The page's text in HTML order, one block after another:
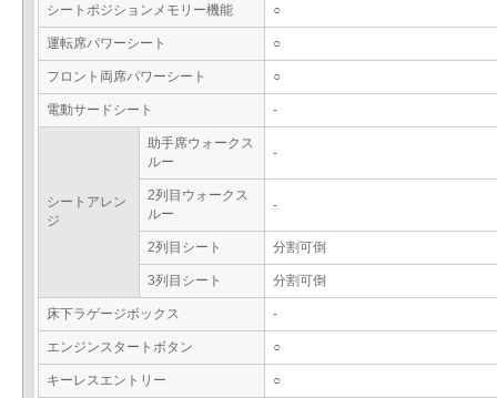
シートポジションメモリー機能 ○
運転席パワーシート ○
フロント両席パワーシート ○
電動サードシート -
シートアレン
ジ
助手席ウォークス
ルー
-
2列目ウォークス
ルー
-
2列目シート 分割可倒
3列目シート 分割可倒
床下ラゲージボックス -
エンジンスタートボタン ○
キーレスエントリー ○